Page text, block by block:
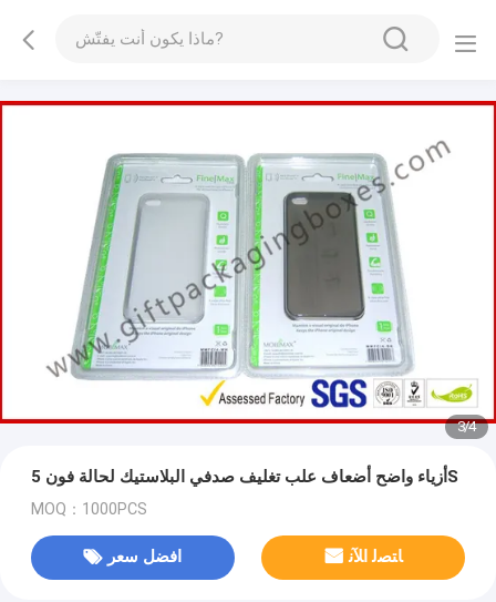
3/4
أزياء واضح أضعاف علب تغليف صدفي البلاستيك لحالة فون 5S
MOQ：1000PCS
افضل سعر ﺎﺘﺼﻟ ﺍﻶﻧ